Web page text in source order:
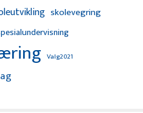
skolevegring
Valg2021